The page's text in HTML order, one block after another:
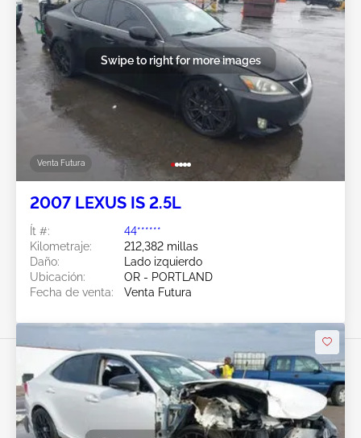
Venta Futura
Swipe to right for more images
2007 LEXUS IS 2.5L
Ít #:
44******
Kilometraje:
212,382 millas
Daño:
Lado izquierdo
Ubicación:
OR - PORTLAND
Fecha de venta:
Venta Futura